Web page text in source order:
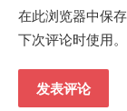
在此浏览器中保
下次评论时使用。